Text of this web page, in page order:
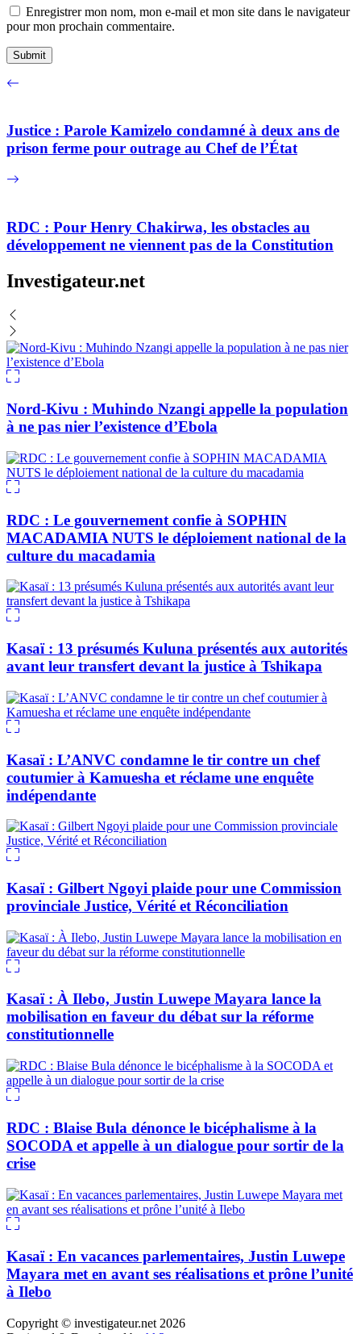
Enregistrer mon nom, mon e-mail et mon site dans le navigateur
pour mon prochain commentaire.
Justice : Parole Kamizelo condamné à deux ans de
prison ferme pour outrage au Chef de l’État
RDC : Pour Henry Chakirwa, les obstacles au
développement ne viennent pas de la Constitution
Investigateur.net
Nord-Kivu : Muhindo Nzangi appelle la population
à ne pas nier l’existence d’Ebola
RDC : Le gouvernement confie à SOPHIN
MACADAMIA NUTS le déploiement national de la
culture du macadamia
Kasaï : 13 présumés Kuluna présentés aux autorités
avant leur transfert devant la justice à Tshikapa
Kasaï : L’ANVC condamne le tir contre un chef
coutumier à Kamuesha et réclame une enquête
indépendante
Kasaï : Gilbert Ngoyi plaide pour une Commission
provinciale Justice, Vérité et Réconciliation
Kasaï : À Ilebo, Justin Luwepe Mayara lance la
mobilisation en faveur du débat sur la réforme
constitutionnelle
RDC : Blaise Bula dénonce le bicéphalisme à la
SOCODA et appelle à un dialogue pour sortir de la
crise
Kasaï : En vacances parlementaires, Justin Luwepe
Mayara met en avant ses réalisations et prône l’unité
à Ilebo
Copyright © investigateur.net 2026